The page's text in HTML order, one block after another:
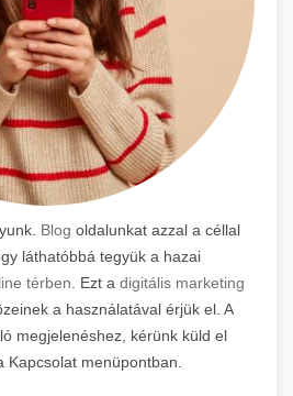
Blog oldalunkat azzal a céllal
láthatóbbá tegyük a hazai
térben . Ezt a digitális marketing
a használatával érjük el. A
megjelenéshez, kérünk küld el
Kapcsolat menüpontban.